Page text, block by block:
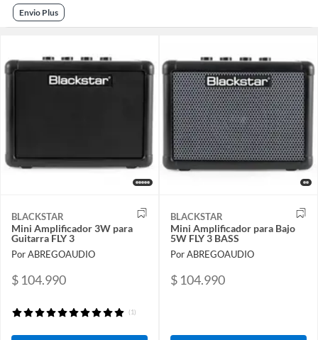
Envio Plus
BLACKSTAR
Mini Amplificador 3W para
Guitarra FLY 3
Por ABREGOAUDIO
$ 104.990
(1)
BLACKSTAR
Mini Amplificador para Bajo
5W FLY 3 BASS
Por ABREGOAUDIO
$ 104.990